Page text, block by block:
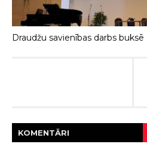
Draudžu savienības darbs buksē
KOMENTĀRI